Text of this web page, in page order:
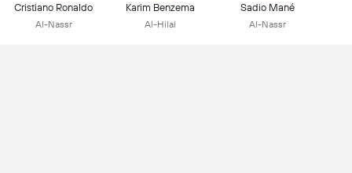
Cristiano Ronaldo
Al-Nassr
Karim Benzema
Al-Hilal
Sadio Mané
Al-Nassr